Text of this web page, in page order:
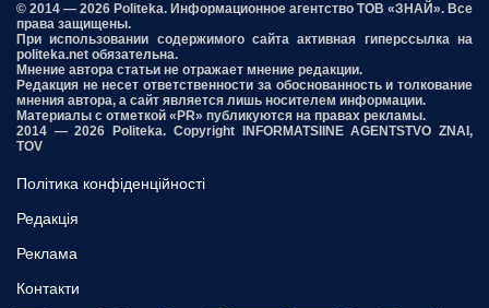
© 2014 — 2026 Politeka. Информационное агентство ТОВ «ЗНАЙ». Все
права защищены.
При использовании содержимого сайта активная гиперссылка на
politeka.net обязательна.
Мнение автора статьи не отражает мнение редакции.
Редакция не несет ответственности за обоснованность и толкование
мнения автора, а сайт является лишь носителем информации.
Материалы с отметкой «PR» публикуются на правах рекламы.
2014 — 2026 Politeka. Copyright INFORMATSIINE AGENTSTVO ZNAI,
TOV
Політика конфіденційності
Редакція
Реклама
Контакти